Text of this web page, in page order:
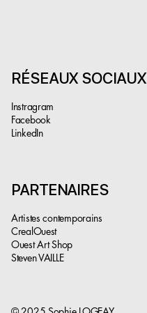
RÉSEAUX SOCIAUX
Instragram
Facebook
LinkedIn
PARTENAIRES
Artistes contemporains
CrealOuest
Ouest Art Shop
Steven VAILLE